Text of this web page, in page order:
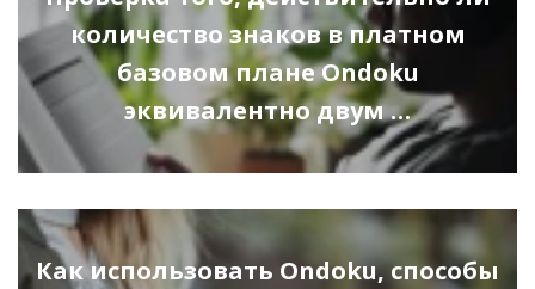
количество знаков в платном
базовом плане Ondoku
эквивалентно двум …
Как использовать Ondoku, способы